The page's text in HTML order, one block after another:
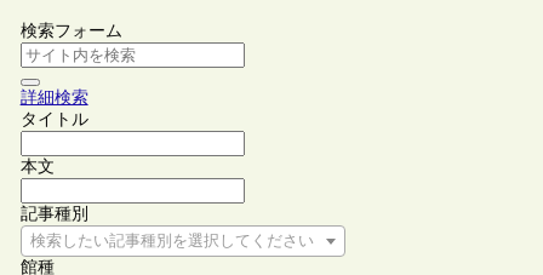
検索フォーム
詳細検索
タイトル
本文
記事種別
検索したい記事種別を選択してください
館種